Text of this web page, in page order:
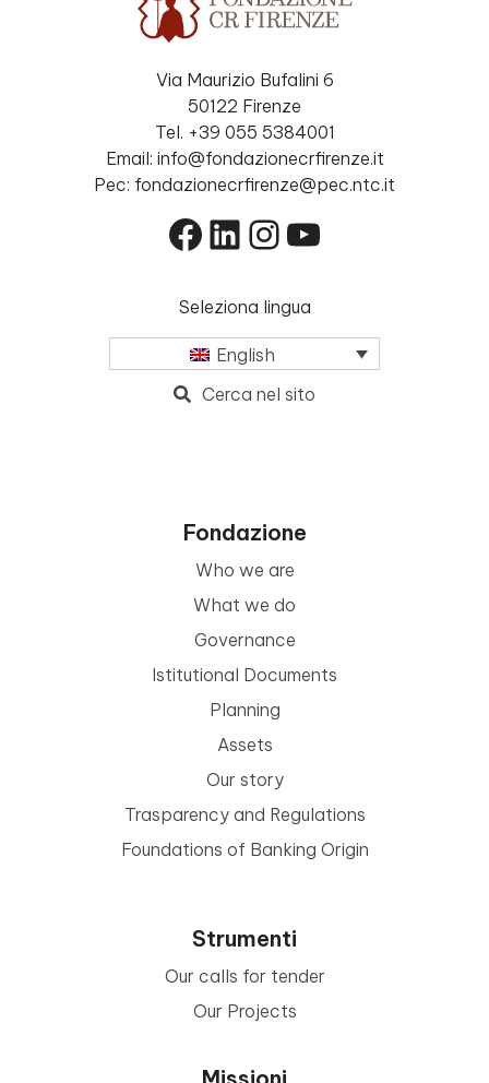
Via Maurizio Bufalini 6
50122 Firenze
Tel. +39 055 5384001
Email: info@fondazionecrfirenze.it
Pec: fondazionecrfirenze@pec.ntc.it
Facebook
LinkedIn
Instagram
YouTube
Seleziona lingua
English
Cerca nel sito
Fondazione
Who we are
What we do
Governance
Istitutional Documents
Planning
Assets
Our story
Trasparency and Regulations
Foundations of Banking Origin
Strumenti
Our calls for tender
Our Projects